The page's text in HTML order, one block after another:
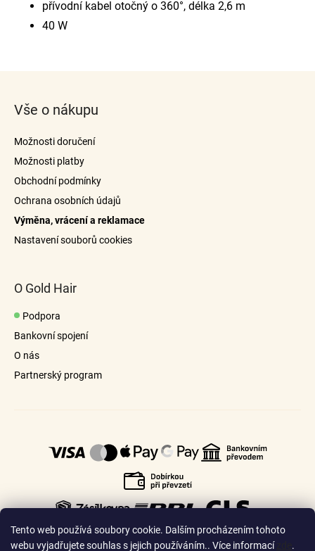
Tento web používá soubory cookie. Dalším procházením tohoto
webu vyjadřujete souhlas s jejich používáním.. Více informací
.
přívodní kabel otočný o 360°, délka 2,6 m
40 W
Vše o nákupu
Možnosti doručení
Možnosti platby
Obchodní podmínky
Ochrana osobních údajů
Výměna, vrácení a reklamace
Nastavení souborů cookies
O Gold Hair
Podpora
Bankovní spojení
O nás
Partnerský program